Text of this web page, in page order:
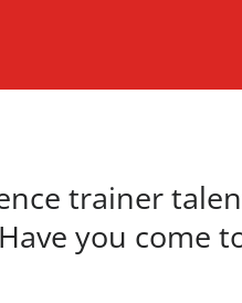
trainer
you come